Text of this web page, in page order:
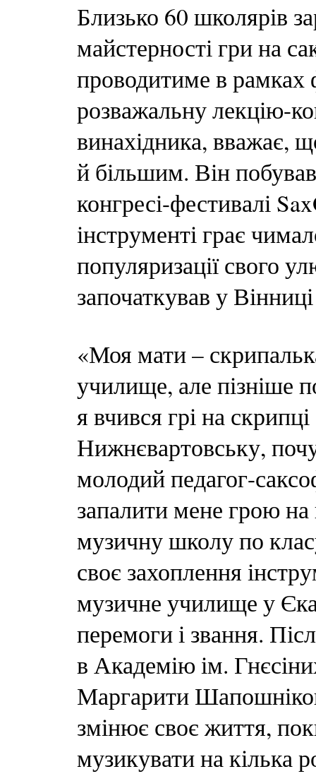
Близько 60 школярів
майстерності гри на
проводитиме в
розважальну лекцію-
винахідника, вважає,
й більшим. Він
конгресі-фестивалі
інструменті грає
популяризації свого
започаткував у
«Моя мати –
училище, але пізніше
я вчився грі на
Нижнєвартовську,
молодий педагог-
запалити мене грою на
музичну школу по
своє захоплення
музичне училище у
перемоги і звання.
в Академію ім.
Маргарити
змінює своє життя,
музикувати на кілька